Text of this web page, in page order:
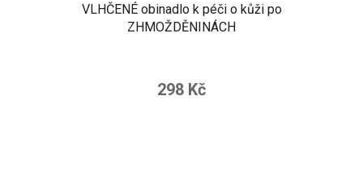
VLHČENÉ obinadlo k péči o kůži po
ZHMOŽDĚNINÁCH
298 Kč